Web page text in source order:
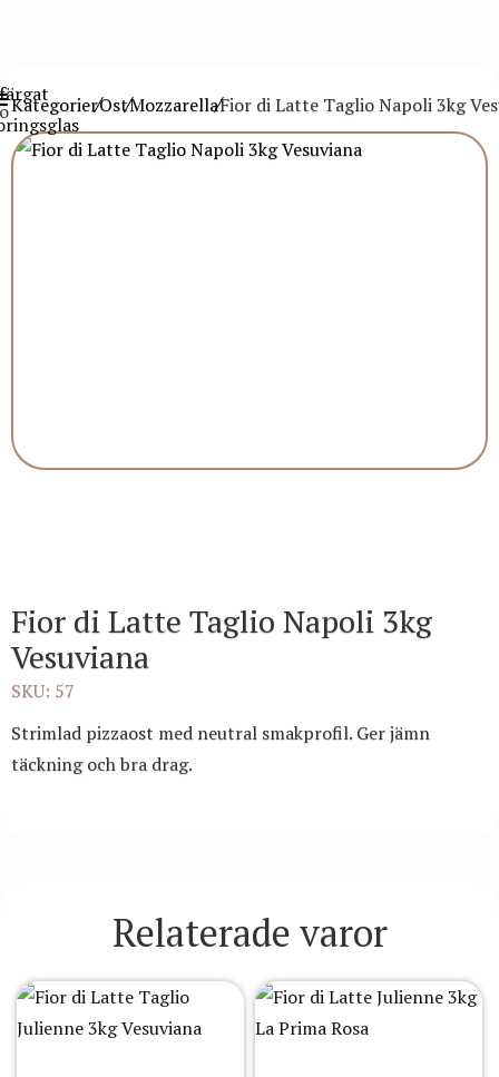
KategorierOstMozzarellaFior di Latte Taglio Napoli 3kg
Fior di Latte Taglio Napoli 3kg
Vesuviana
SKU: 57
Strimlad pizzaost med neutral smakprofil. Ger jämn
täckning och bra drag.
Relaterade varor